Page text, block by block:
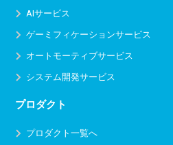
AIサービス
ゲーミフィケーションサービス
オートモーティブサービス
システム開発サービス
プロダクト
プロダクト一覧へ